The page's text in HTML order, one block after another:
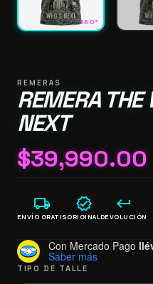
360°
REMERAS
REMERA THE
NEXT
$39,990.00
local_shipping
ENVÍO GRATIS
verified
ORIGINAL
keyboard_return
DEVOLUCIÓN
Con Mercado Pago
Saber más
TIPO DE TALLE